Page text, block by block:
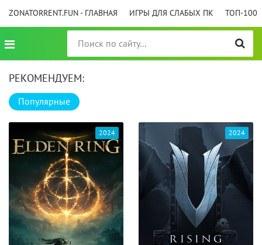
ZONATORRENT.FUN - ГЛАВНАЯ ИГРЫ ДЛЯ СЛАБЫХ ПК ТОП-100
РЕКОМЕНДУЕМ:
Популярные
2024 2024